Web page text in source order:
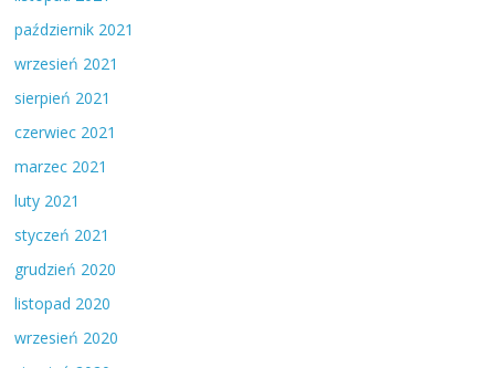
październik 2021
wrzesień 2021
sierpień 2021
czerwiec 2021
marzec 2021
luty 2021
styczeń 2021
grudzień 2020
listopad 2020
wrzesień 2020